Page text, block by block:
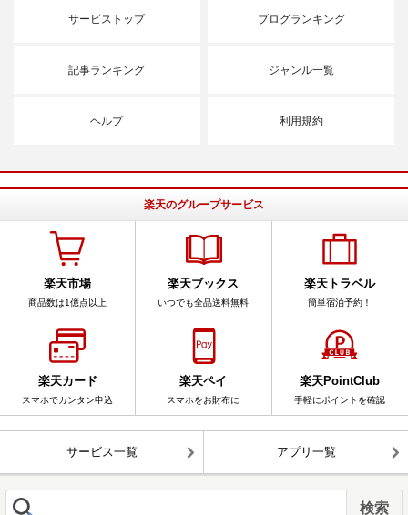
サービストップ ブログランキング
記事ランキング ジャンル一覧
ヘルプ 利用規約
楽天のグループサービス
楽天市場
商品数は1億点以上
楽天ブックス
いつでも全品送料無料
楽天トラベル
簡単宿泊予約！
楽天カード
スマホでカンタン申込
楽天ペイ
スマホをお財布に
楽天PointClub
手軽にポイントを確認
サービス一覧 アプリ一覧